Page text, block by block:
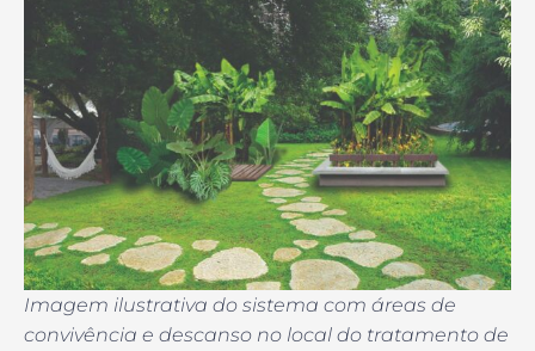
Imagem ilustrativa do sistema com áreas de
convivência e descanso no local do tratamento de